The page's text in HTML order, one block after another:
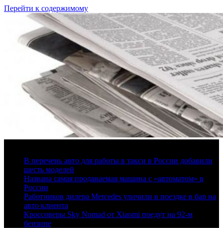
Перейти к содержимому
В перечень авто для работы в такси в России добавили
шесть моделей
Названа самая продаваемая машина с «автоматом» в
России
Работников дилера Mercedes уличили в поездке в бар на
авто клиента
Кроссоверы Sky Nomad от Xiaomi поедут на 92-м
бензине